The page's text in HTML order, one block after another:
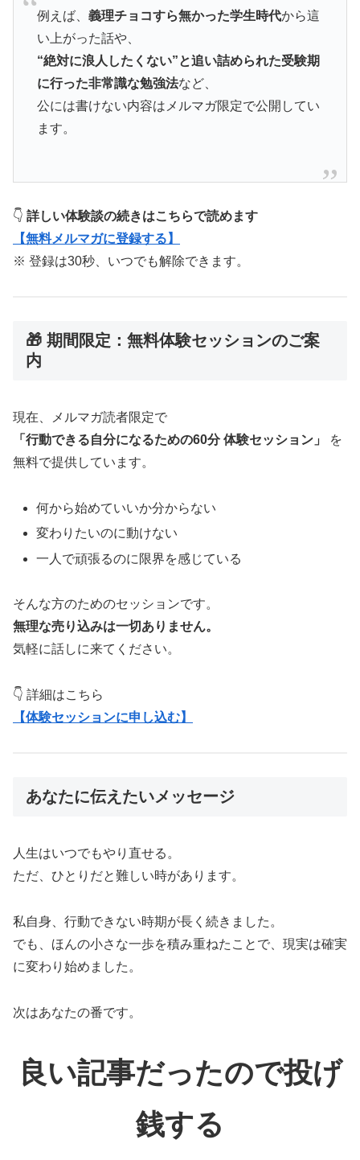
例えば、 義理チョコすら無かった学生時代から這
い上がった話や、
“絶対に浪人したくない”と追い詰められた受験期
に行った非常識な勉強法など、
公には書けない内容はメルマガ限定で公開してい
ます。
👇 詳しい体験談の続きはこちらで読めます
【無料メルマガに登録する】
※ 登録は30秒、いつでも解除できます。
🎁 期間限定：無料体験セッションのご案
内
現在、メルマガ読者限定で
「行動できる自分になるための60分 体験セッション」
を
無料で提供しています。
何から始めていいか分からない
変わりたいのに動けない
一人で頑張るのに限界を感じている
そんな方のためのセッションです。
無理な売り込みは一切ありません。
気軽に話しに来てください。
👇 詳細はこちら
【体験セッションに申し込む】
あなたに伝えたいメッセージ
人生はいつでもやり直せる。
ただ、ひとりだと難しい時があります。
私自身、行動できない時期が長く続きました。
でも、ほんの小さな一歩を積み重ねたことで、現実は確実
に変わり始めました。
次はあなたの番です。
良い記事だったので投げ
銭する